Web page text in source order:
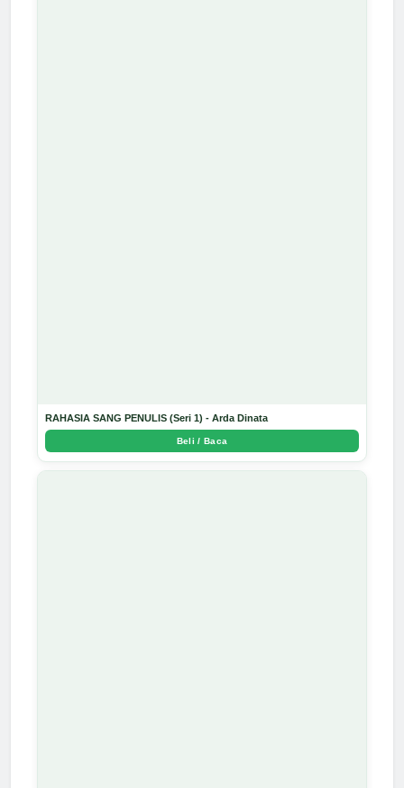
RAHASIA SANG PENULIS (Seri 1) - Arda Dinata
Beli / Baca